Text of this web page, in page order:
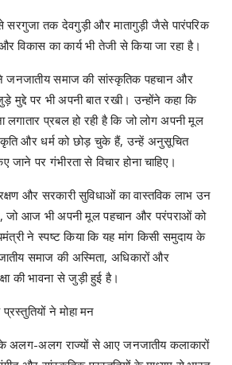
सरगुजा तक देवगुड़ी और मातागुड़ी जैसे पारंपरिक
विकास का कार्य भी तेजी से किया जा रहा है।
जनजातीय समाज की सांस्कृतिक पहचान और
मुद्दे पर भी अपनी बात रखी। उन्होंने कहा कि
लगातार प्रबल हो रही है कि जो लोग अपनी मूल
और धर्म को छोड़ चुके हैं, उन्हें अनुसूचित
जाने पर गंभीरता से विचार होना चाहिए।
और सरकारी सुविधाओं का वास्तविक लाभ उन
जो आज भी अपनी मूल पहचान और परंपराओं को
ने स्पष्ट किया कि यह मांग किसी समुदाय के
समाज की अस्मिता, अधिकारों और
की भावना से जुड़ी हुई है।
ने मोहा मन
अलग-अलग राज्यों से आए जनजातीय कलाकारों